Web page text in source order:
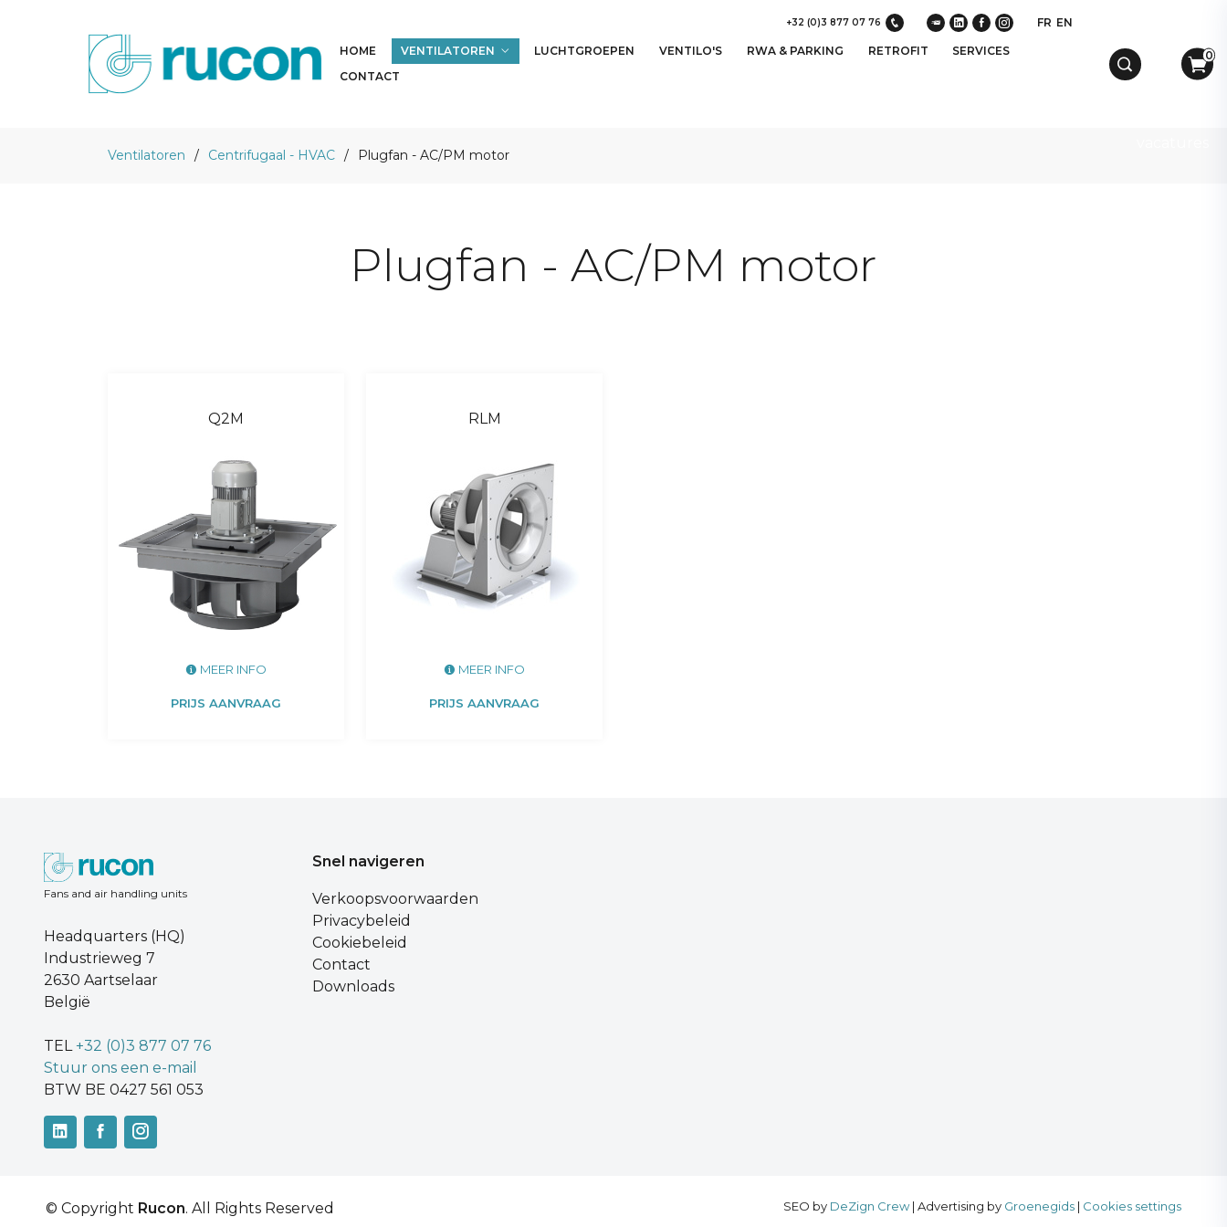
FR EN
+32 (0)3 877 07 76
0
HOME VENTILATOREN LUCHTGROEPEN VENTILO'S RWA & PARKING RETROFIT
SERVICES
CONTACT
Ventilatoren Centrifugaal - HVAC Plugfan - AC/PM motor
Plugfan - AC/PM motor
Q2M
MEER INFO
PRIJS AANVRAAG
RLM
MEER INFO
PRIJS AANVRAAG
Fans and air handling units
Headquarters (HQ)
Industrieweg 7
2630 Aartselaar
België
TEL+32 (0)3 877 07 76
Stuur ons een e-mail
BTW BE 0427 561 053
Snel navigeren
Verkoopsvoorwaarden
Privacybeleid
Cookiebeleid
Contact
Downloads
© Copyright Rucon. All Rights Reserved SEO by DeZign Crew| Advertising by Groenegids | Cookies settings